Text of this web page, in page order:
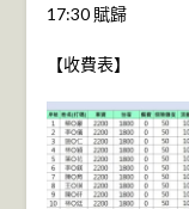
17:30 賦歸
【收費表】